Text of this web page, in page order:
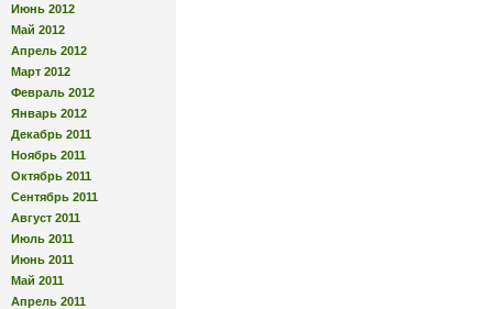
Июнь 2012
Май 2012
Апрель 2012
Март 2012
Февраль 2012
Январь 2012
Декабрь 2011
Ноябрь 2011
Октябрь 2011
Сентябрь 2011
Август 2011
Июль 2011
Июнь 2011
Май 2011
Апрель 2011